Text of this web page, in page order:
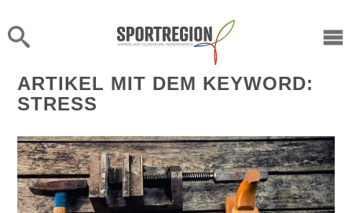
ARTIKEL MIT DEM KEYWORD:
STRESS